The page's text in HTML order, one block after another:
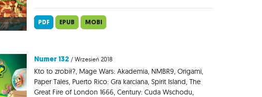
PDF EPUB MOBI
Numer 132 / Wrzesień 2018
Kto to zrobił?, Mage Wars: Akademia, NMBR9, Origami,
Paper Tales, Puerto Rico: Gra karciana, Spirit Island, The
Great Fire of London 1666, Century: Cuda Wschodu,